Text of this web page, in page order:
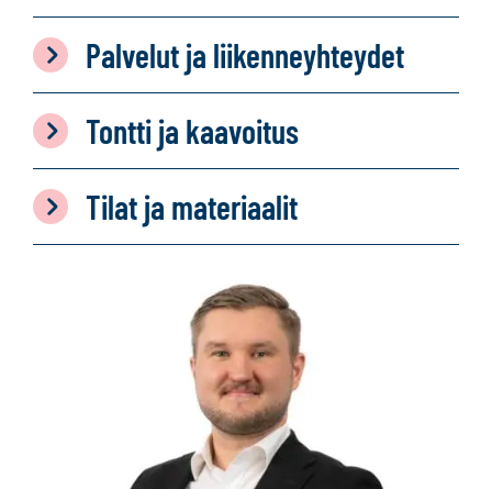
Palvelut ja liikenneyhteydet
Tontti ja kaavoitus
Tilat ja materiaalit